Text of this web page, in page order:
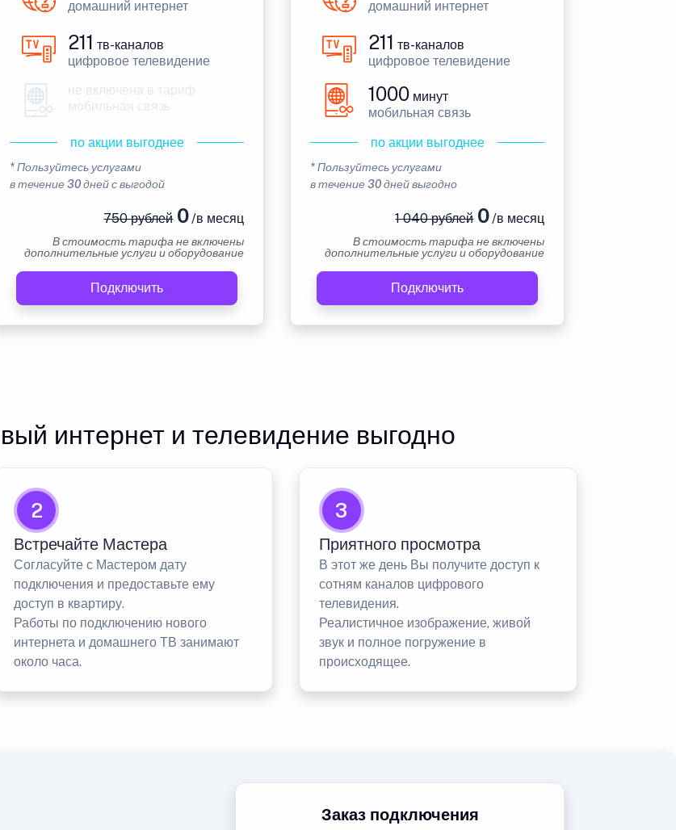
домашний интернет
211 тв-каналов
цифровое телевидение
не включена в тариф
мобильная связь
по акции выгоднее
* Пользуйтесь услугами
в течение 30 дней с выгодой
750 рублей0/в месяц
В стоимость тарифа не включены
дополнительные услуги и оборудование
Подключить
домашний интернет
211 тв-каналов
цифровое телевидение
1000 минут
мобильная связь
по акции выгоднее
* Пользуйтесь услугами
в течение 30 дней выгодно
1 040 рублей0/в месяц
В стоимость тарифа не включены
дополнительные услуги и оборудование
Подключить
интернет и телевидение выгодно
2
Встречайте Мастера
Согласуйте с Мастером дату
подключения и предоставьте ему
доступ в квартиру.
Работы по подключению нового
интернета и домашнего ТВ занимают
около часа.
3
Приятного просмотра
В этот же день Вы получите доступ к
сотням каналов цифрового
телевидения.
Реалистичное изображение, живой
звук и полное погружение в
происходящее.
Заказ подключения